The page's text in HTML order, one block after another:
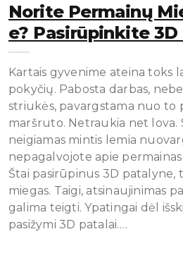
Norite Permainų
E? Pasirūpinkite
Kartais gyvenime ateina toks
pokyčių. Pabosta darbas,
striukės, pavargstama nuo to
maršruto. Netraukia net lova.
neigiamas mintis lemia
nepagalvojote apie
Štai pasirūpinus 3D patalyne,
miegas. Taigi, atsinaujinimas
galima teigti. Ypatingai dėl
pasižymi 3D patalai.…